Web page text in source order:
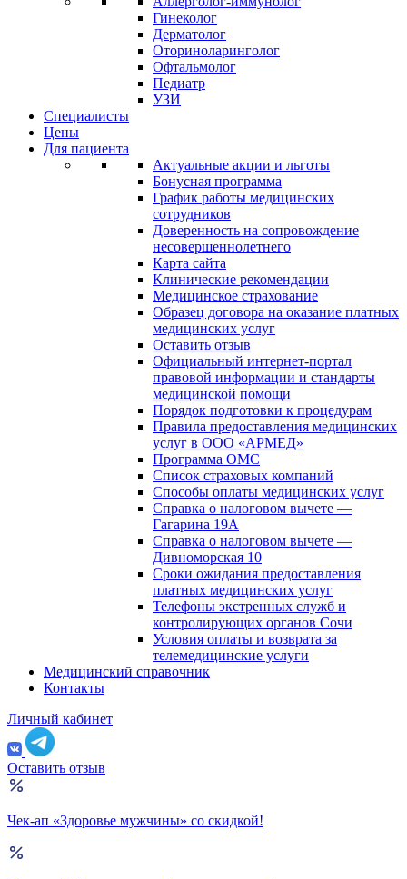
Гинеколог
Дерматолог
Оториноларинголог
Офтальмолог
Педиатр
УЗИ
Специалисты
Цены
Для пациента
Актуальные акции и льготы
Бонусная программа
График работы медицинских
сотрудников
Доверенность на сопровождение
несовершеннолетнего
Карта сайта
Клинические рекомендации
Медицинское страхование
Образец договора на оказание платных
медицинских услуг
Оставить отзыв
Официальный интернет-портал
правовой информации и стандарты
медицинской помощи
Порядок подготовки к процедурам
Правила предоставления медицинских
услуг в ООО «АРМЕД»
Программа ОМС
Список страховых компаний
Способы оплаты медицинских услуг
Справка о налоговом вычете —
Гагарина 19А
Справка о налоговом вычете —
Дивноморская 10
Сроки ожидания предоставления
платных медицинских услуг
Телефоны экстренных служб и
контролирующих органов Сочи
Условия оплаты и возврата за
телемедицинские услуги
Медицинский справочник
Контакты
Личный кабинет
Оставить отзыв
Чек-ап «Здоровье мужчины» со скидкой!